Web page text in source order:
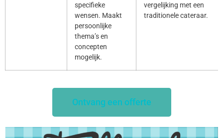
specifieke
wensen. Maakt
persoonlijke
thema’s en
concepten
mogelijk.
vergelijking met een
traditionele cateraar.
Ontvang een offerte